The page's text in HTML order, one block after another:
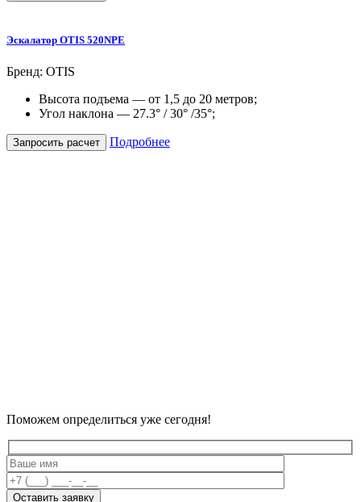
Эскалатор OTIS 520NPE
Бренд: OTIS
Высота подъема — от 1,5 до 20 метров;
Угол наклона — 27.3° / 30° /35°;
Запросить расчет Подробнее
Поможем определиться уже сегодня!
Оставить заявку